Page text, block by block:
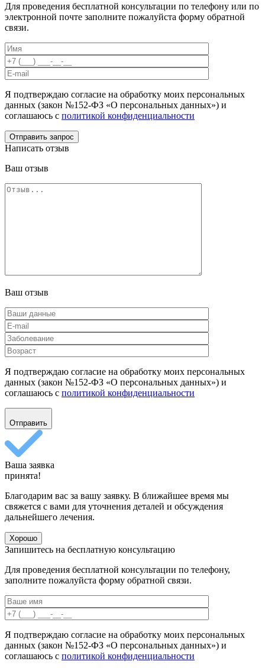
Для проведения бесплатной консультации по телефону или по
электронной почте заполните пожалуйста форму обратной
связи.
Я подтверждаю согласие на обработку моих персональных
данных (закон №152-ФЗ «О персональных данных») и
соглашаюсь с политикой конфиденциальности
Отправить запрос
Написать отзыв
Ваш отзыв
Ваш отзыв
Я подтверждаю согласие на обработку моих персональных
данных (закон №152-ФЗ «О персональных данных») и
соглашаюсь с политикой конфиденциальности
Отправить
Ваша заявка
принята!
Благодарим вас за вашу заявку. В ближайшее время мы
свяжется с вами для уточнения деталей и обсуждения
дальнейшего лечения.
Хорошо
Запишитесь на бесплатную консультацию
Для проведения бесплатной консультации по телефону,
заполните пожалуйста форму обратной связи.
Я подтверждаю согласие на обработку моих персональных
данных (закон №152-ФЗ «О персональных данных») и
соглашаюсь с политикой конфиденциальности